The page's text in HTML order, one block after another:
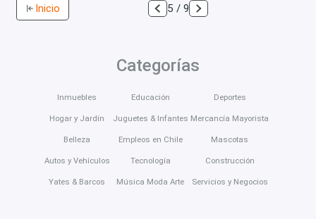
Inicio 5 / 9
Categorías
Inmuebles
Hogar y Jardín
Belleza
Autos y Vehículos
Yates & Barcos
Educación
Juguetes & Infantes
Empleos en Chile
Tecnología
Música Moda Arte
Deportes
Mercancía Mayorista
Mascotas
Construcción
Servicios y Negocios